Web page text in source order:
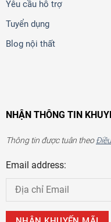
Yêu cầu hỗ trợ
Tuyển dụng
Blog nội thất
NHẬN THÔNG TIN
Thông tin được tuân theo
Email address: